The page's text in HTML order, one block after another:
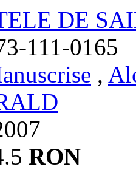
DE
111-0165
,
RON